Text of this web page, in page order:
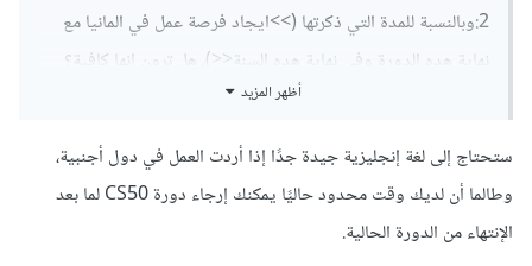
2:وبالنسبة للمدة التي ذكرتها (>>ايجاد فرصة عمل في المانيا مع
نهاية هده الدورة وفي نهاية هده السنة<<)، هل ترون انها كافية؟
أظهر المزيد
ستحتاج إلى لغة إنجليزية جيدة جدًا إذا أردت العمل في دول أجنبية،
وطالما أن لديك وقت محدود حاليًا يمكنك إرجاء دورة CS50 لما بعد
الإنتهاء من الدورة الحالية.